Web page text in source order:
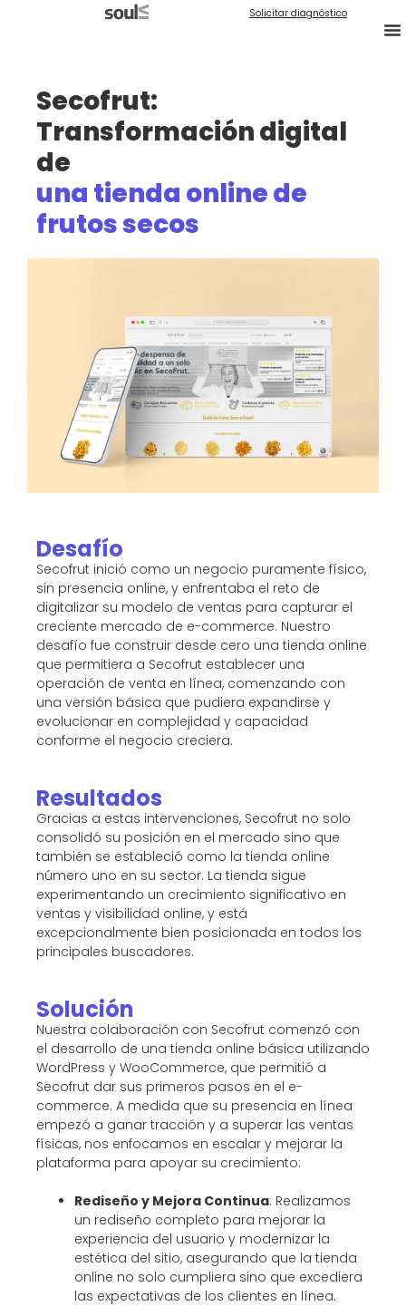
Solicitar diagnóstico
Secofrut:
Transformación digital
de
una tienda online de
frutos secos
Desafío
Secofrut inició como un negocio puramente físico,
sin presencia online, y enfrentaba el reto de
digitalizar su modelo de ventas para capturar el
creciente mercado de e-commerce. Nuestro
desafío fue construir desde cero una tienda online
que permitiera a Secofrut establecer una
operación de venta en línea, comenzando con
una versión básica que pudiera expandirse y
evolucionar en complejidad y capacidad
conforme el negocio creciera.
Resultados
Gracias a estas intervenciones, Secofrut no solo
consolidó su posición en el mercado sino que
también se estableció como la tienda online
número uno en su sector. La tienda sigue
experimentando un crecimiento significativo en
ventas y visibilidad online, y está
excepcionalmente bien posicionada en todos los
principales buscadores.
Solución
Nuestra colaboración con Secofrut comenzó con
el desarrollo de una tienda online básica utilizando
WordPress y WooCommerce, que permitió a
Secofrut dar sus primeros pasos en el e-
commerce. A medida que su presencia en línea
empezó a ganar tracción y a superar las ventas
físicas, nos enfocamos en escalar y mejorar la
plataforma para apoyar su crecimiento:
Rediseño y Mejora Continua: Realizamos
un rediseño completo para mejorar la
experiencia del usuario y modernizar la
estética del sitio, asegurando que la tienda
online no solo cumpliera sino que excediera
las expectativas de los clientes en línea.